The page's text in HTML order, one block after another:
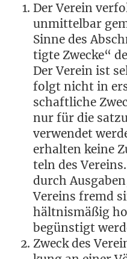
Der Ver­ein
unmit­tel­bar
Sin­ne des
tig­te Zwe­cke“
Der Ver­ein ist
folgt nicht in
schaft­li­che
nur für die
ver­wen­det
erhal­ten kei­ne
teln des
durch
Ver­eins fremd
hält­nis­mä­ßig
begüns­tigt
Zweck des